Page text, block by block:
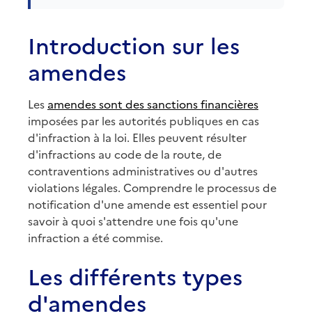
Introduction sur les
amendes
Les amendes sont des sanctions financières
imposées par les autorités publiques en cas
d'infraction à la loi. Elles peuvent résulter
d'infractions au code de la route, de
contraventions administratives ou d'autres
violations légales. Comprendre le processus de
notification d'une amende est essentiel pour
savoir à quoi s'attendre une fois qu'une
infraction a été commise.
Les différents types
d'amendes